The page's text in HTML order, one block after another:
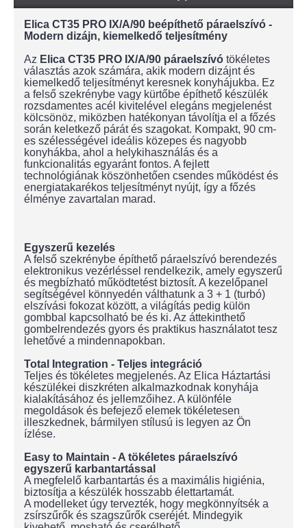
Elica CT35 PRO IX/A/90 beépíthető páraelszívó -
Modern dizájn, kiemelkedő teljesítmény
Az Elica CT35 PRO IX/A/90 páraelszívó tökéletes
választás azok számára, akik modern dizájnt és
kiemelkedő teljesítményt keresnek konyhájukba. Ez
a felső szekrénybe vagy kürtőbe építhető készülék
rozsdamentes acél kivitelével elegáns megjelenést
kölcsönöz, miközben hatékonyan távolítja el a főzés
során keletkező párát és szagokat. Kompakt, 90 cm-
es szélességével ideális közepes és nagyobb
konyhákba, ahol a helykihasználás és a
funkcionalitás egyaránt fontos. A fejlett
technológiának köszönhetően csendes működést és
energiatakarékos teljesítményt nyújt, így a főzés
élménye zavartalan marad.
Egyszerű kezelés
A felső szekrénybe építhető páraelszívó berendezés
elektronikus vezérléssel rendelkezik, amely egyszerű
és megbízható működtetést biztosít. A kezelőpanel
segítségével könnyedén válthatunk a 3 + 1 (turbó)
elszívási fokozat között, a világítás pedig külön
gombbal kapcsolható be és ki. Az áttekinthető
gombelrendezés gyors és praktikus használatot tesz
lehetővé a mindennapokban.
Total Integration - Teljes integráció
Teljes és tökéletes megjelenés. Az Elica Háztartási
készülékei diszkréten alkalmazkodnak konyhája
kialakításához és jellemzőihez. A különféle
megoldások és befejező elemek tökéletesen
illeszkednek, bármilyen stílusú is legyen az Ön
ízlése.
Easy to Maintain - A tökéletes páraelszívó
egyszerű karbantartással
A megfelelő karbantartás és a maximális higiénia,
biztosítja a készülék hosszabb élettartamát.
A modelleket úgy tervezték, hogy megkönnyítsék a
zsírszűrők és szagszűrők cseréjét. Mindegyik